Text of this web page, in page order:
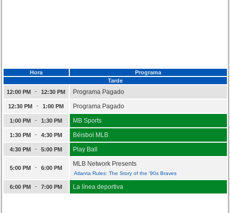
Hora
Programa
Tarde
12:00 PM
- 12:30 PM Programa Pagado
12:30 PM - 1:00 PM Programa Pagado
1:00 PM - 1:30 PM MB Sports
1:30 PM - 4:30 PM Béisbol MLB
4:30 PM - 5:00 PM Play Ball
5:00 PM - 6:00 PM
MLB Network Presents
Atlanta Rules: The Story of the '90s Braves
6:00 PM - 7:00 PM La línea deportiva